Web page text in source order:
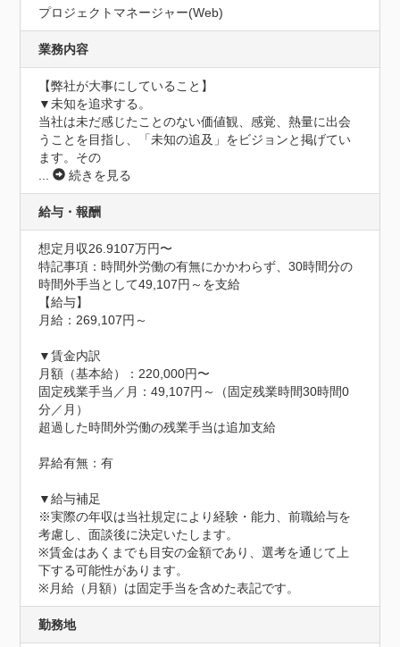
プロジェクトマネージャー(Web)
業務内容
【弊社が大事にしていること】
▼未知を追求する。
当社は未だ感じたことのない価値観、感覚、熱量に出会
うことを目指し、「未知の追及」をビジョンと掲げてい
ます。その
...
続きを見る
給与・報酬
想定月収26.9107万円〜
特記事項：時間外労働の有無にかかわらず、30時間分の
時間外手当として49,107円～を支給
【給与】
月給：269,107円～
▼賃金内訳
月額（基本給）：220,000円〜
固定残業手当／月：49,107円～（固定残業時間30時間0
分／月）
超過した時間外労働の残業手当は追加支給
昇給有無：有
▼給与補足
※実際の年収は当社規定により経験・能力、前職給与を
考慮し、面談後に決定いたします。
※賃金はあくまでも目安の金額であり、選考を通じて上
下する可能性があります。
※月給（月額）は固定手当を含めた表記です。
勤務地